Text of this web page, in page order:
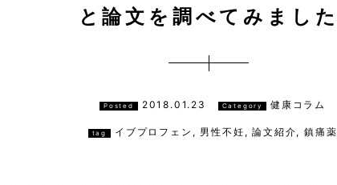
と論文を調べてみました
Posted 2018.01.23 Category 健康コラム
tag イブプロフェン , 男性不妊 ,論文紹介, 鎮痛薬